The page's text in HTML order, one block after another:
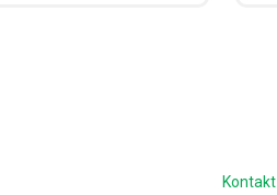
Kontakt